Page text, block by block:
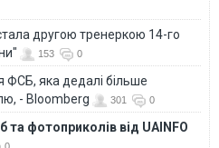
другою тренеркою 14-го
153 0
ФСБ, яка дедалі більше
- Bloomberg
301 0
та фотоприколів від UAINFO